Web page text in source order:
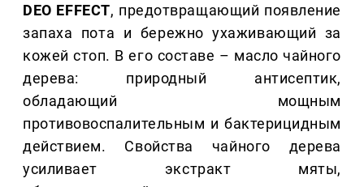
DEO EFFECT, предотвращающий появление
запаха пота и бережно ухаживающий за
кожей стоп. В его составе – масло чайного
дерева: природный антисептик,
обладающий мощным
противовоспалительным и бактерицидным
действием. Свойства чайного дерева
усиливает экстракт мяты,